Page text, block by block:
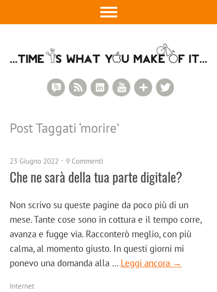
Google+
YouTube
LinkedIn
RSS Feed
RSS Comments
Post Taggati ‘morire’
23 Giugno 2022 9 Commenti
Che ne sarà della tua parte digitale?
Non scrivo su queste pagine da poco più di un
mese. Tante cose sono in cottura e il tempo corre,
avanza e fugge via. Racconterò meglio, con più
calma, al momento giusto. In questi giorni mi
ponevo una domanda alla … Leggi ancora →
Internet